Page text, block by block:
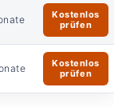
Kostenlos
prüfen
Kostenlos
prüfen